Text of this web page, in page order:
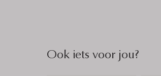
Ook iets voor jou?